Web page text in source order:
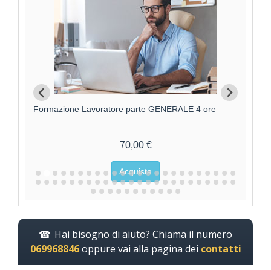
Formazione Lavoratore parte GENERALE 4 ore
70,00 €
Acquista
Hai bisogno di aiuto? Chiama il numero
069968846oppure vai alla pagina dei contatti